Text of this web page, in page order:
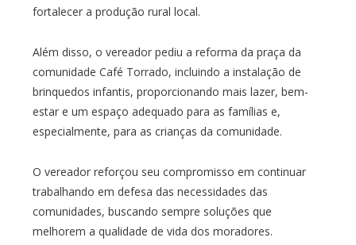
fortalecer a produção rural local.
Além disso, o vereador pediu a reforma da praça da
comunidade Café Torrado, incluindo a instalação de
brinquedos infantis, proporcionando mais lazer, bem-
estar e um espaço adequado para as famílias e,
especialmente, para as crianças da comunidade.
O vereador reforçou seu compromisso em continuar
trabalhando em defesa das necessidades das
comunidades, buscando sempre soluções que
melhorem a qualidade de vida dos moradores.